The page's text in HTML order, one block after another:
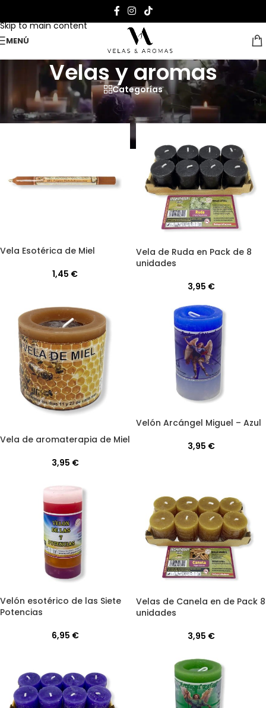
Skip to main content
MENÚ
Velas y aromas
Categorías
Página Inicial>Velas y aromas
Vela Esotérica de Miel
1,45 €
Vela de Ruda en Pack de 8
unidades
3,95 €
Vela de aromaterapia de Miel
3,95 €
Velón Arcángel Miguel – Azul
3,95 €
Velón esotérico de las Siete
Potencias
6,95 €
Velas de Canela en de Pack 8
unidades
3,95 €